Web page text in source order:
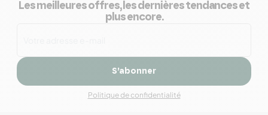
Les meilleures offres, les dernières tendances et
plus encore.
S’abonner
Politique de confidentialité